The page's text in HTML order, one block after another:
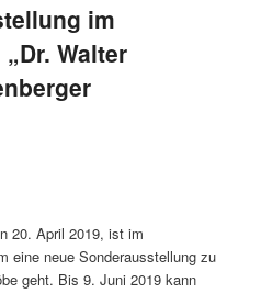
im
Walter
20. April 2019, ist im
eine neue Sonderausstellung zu
geht. Bis 9. Juni 2019 kann